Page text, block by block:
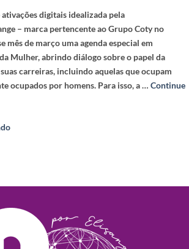
digitais idealizada pela
– marca pertencente ao Grupo Coty no
mês de março uma agenda especial em
Mulher, abrindo diálogo sobre o papel da
carreiras, incluindo aquelas que ocupam
ocupados por homens. Para isso, a … Continue